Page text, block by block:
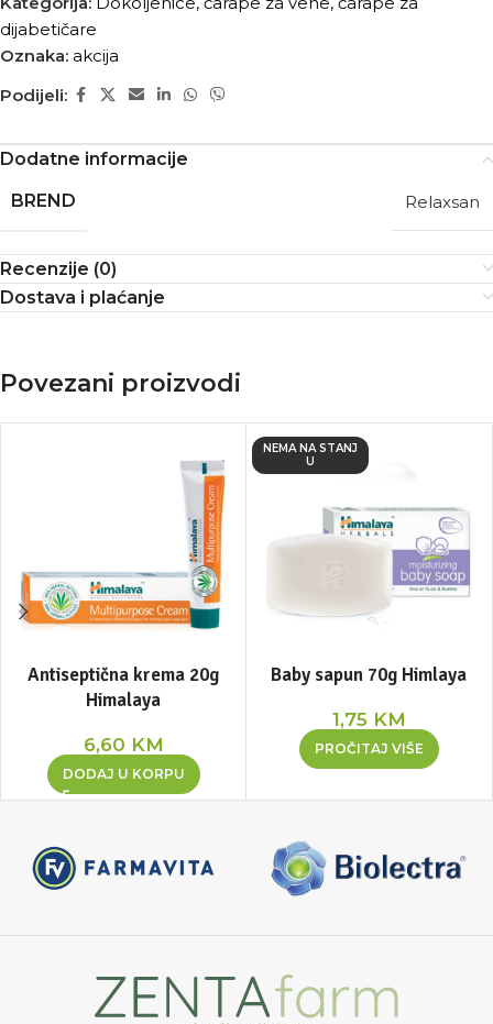
dijabetičare
Oznaka: akcija
Podijeli:
Dodatne informacije
BREND
Relaxsan
Recenzije (0)
Dostava i plaćanje
Povezani proizvodi
Antiseptična krema 20g
Himalaya
6,60 KM
DODAJ U KORPU
NEMA NA STANJ
U
Baby sapun 70g Himlaya
1,75 KM
PROČITAJ VIŠE